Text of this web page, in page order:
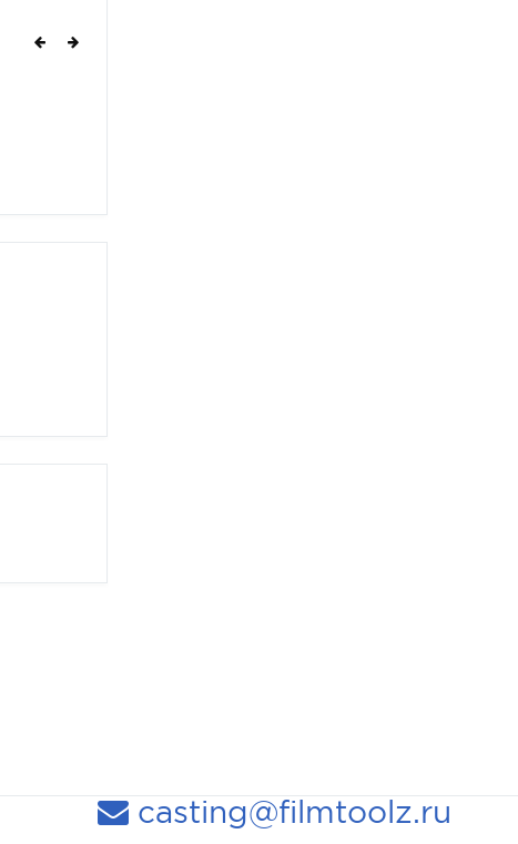
casting@filmtoolz.ru